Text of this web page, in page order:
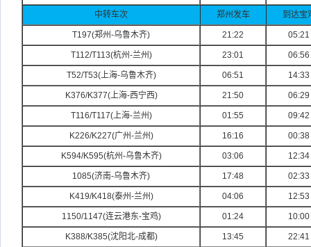
中转车次 郑州发车 到达宝
T197(郑州-乌鲁木齐) 21:22 05:21
T112/T113(杭州-兰州) 23:01 06:56
T52/T53(上海-乌鲁木齐) 06:51 14:33
K376/K377(上海-西宁西) 21:50 06:29
T116/T117(上海-兰州) 01:55 09:42
K226/K227(广州-兰州) 16:16 00:38
K594/K595(杭州-乌鲁木齐) 03:06 12:34
1085(济南-乌鲁木齐) 17:48 02:33
K419/K418(泰州-兰州) 04:06 12:53
1150/1147(连云港东-宝鸡) 01:24 10:00
K388/K385(沈阳北-成都) 13:45 22:41